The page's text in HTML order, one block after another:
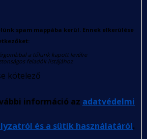
spam mappába kerül. Ennek elkerülése
a tőlünk kapott levélre
feladók listájához
kötelező
információ az adatvédelmi
és a sütik használatáról.